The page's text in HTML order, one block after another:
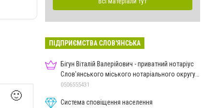
🙂
ПІДПРИЄМСТВА СЛОВ'ЯНСЬКА
Бігун Віталій Валерійович - приватний нотаріус
Слов'янського міського нотаріального округу
Дон.обл.
0506555431
Система сповіщення населення